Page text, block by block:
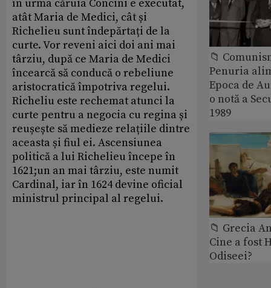
în urma căruia Concini e executat,
atât Maria de Medici, cât și
Richelieu sunt îndepărtați de la
curte. Vor reveni aici doi ani mai
târziu, după ce Maria de Medici
încearcă să conducă o rebeliune
aristocratică împotriva regelui.
Richeliu este rechemat atunci la
curte pentru a negocia cu regina și
reușește să medieze relațiile dintre
aceasta și fiul ei. Ascensiunea
politică a lui Richelieu începe în
1621;un an mai târziu, este numit
Cardinal, iar în 1624 devine oficial
ministrul principal al regelui.
📁
Penuria
Epoca de
o notă a
1989
📁 Grecia
Cine a fost
Odiseei?